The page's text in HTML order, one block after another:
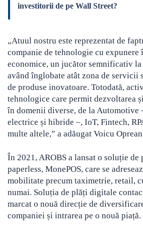
investitorii de pe Wall Street?
„Atuul nostru este reprezentat de
companie de tehnologie cu
economice, un jucător semnificativ
având înglobate atât zona de servicii
de produse inovatoare. Totodată,
tehnologice care permit dezvoltarea
în domenii diverse, de la Automotive
electrice și hibride –, IoT, Fintech,
multe altele,” a adăugat Voicu
În 2021, AROBS a lansat o soluție de
paperless, MonePOS, care se
mobilitate precum taximetrie, retail,
numai. Soluția de plăți digitale
marcat o nouă direcție de
companiei și intrarea pe o nouă piață.